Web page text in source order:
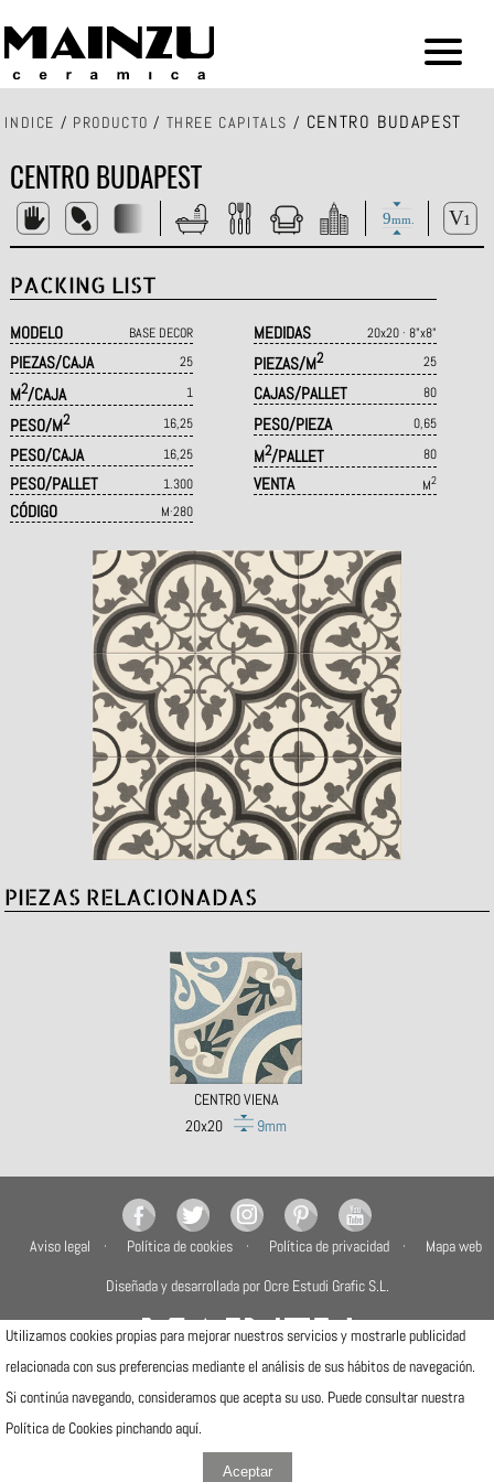
INDICE / PRODUCTO / THREE CAPITALS / CENTRO BUDAPEST
CENTRO BUDAPEST
PACKING LIST
MODELO BASE DECOR MEDIDAS 20x20 · 8"x8"
PIEZAS/CAJA 25 PIEZAS/M2 25
M2/CAJA 1 CAJAS/PALLET 80
PESO/M2 16,25 PESO/PIEZA 0,65
PESO/CAJA 16,25 M2/PALLET 80
PESO/PALLET 1.300 VENTA M2
CÓDIGO M·280
PIEZAS RELACIONADAS
CENTRO VIENA
20x20
9mm
Aviso legal Política de cookies Política de privacidad
Mapa web
Diseñada y desarrollada por Ocre Estudi Grafic S.L.
Camí de la Travessa, 17
12540 Vila-real (Castellón)
Telfs: (+34) 964506300 · (+34) 964506301
info@mainzu.com
Utilizamos cookies propias para mejorar nuestros servicios y mostrarle publicidad
relacionada con sus preferencias mediante el análisis de sus hábitos de navegación.
Si continúa navegando, consideramos que acepta su uso. Puede consultar nuestra
Política de Cookies pinchando aquí.
Aceptar